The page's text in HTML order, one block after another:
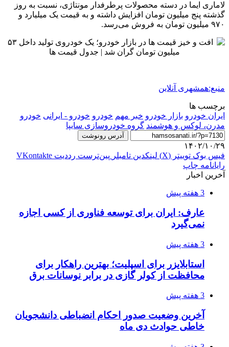
لاماری ایما در دسته محصولات پرطرفدار مونتاژی، نسبت به روز
گذشته پنج میلیون تومان افزایش داشته و به قیمت یک میلیارد و
۹۷۰ میلیون تومان به فروش می‌رسد.
منبع:همشهری آنلاین
برچسب ها
ايران خودرو بازار خودرو خبر مهم خودرو خودرو - ایرانی خودرو
مدرن، لوکس و هوشمند گروه خودروسازی سایپا
آدرس رونوشت
۱۴۰۲/۱۰/۲۹
فیس بوک توییتر (X) لینکدین ‫تامبلر ‫پین‌ترست ‫رددیت ‫VKontakte
رایانامه چاپ
آخرین اخبار
3 هفته پیش
عارف: ایران برای توسعه فناوری از کسی اجازه
نمی‌گیرد
3 هفته پیش
استابلایزر برای اسپلیت؛ بهترین راهکار برای
محافظت از کولر گازی در برابر نوسانات برق
3 هفته پیش
آخرین وضعیت صدور احکام انضباطی دانشجویان
خاطی حوادث دی ماه